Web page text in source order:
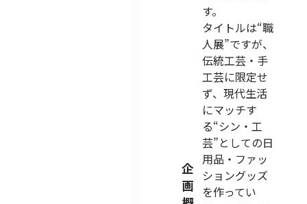
企
画
す。
タイトルは“職
人展”ですが、
伝統工芸・手
工芸に限定せ
ず、現代生活
にマッチす
る“シン・工
芸”としての日
用品・ファッ
ショングッズ
を作ってい